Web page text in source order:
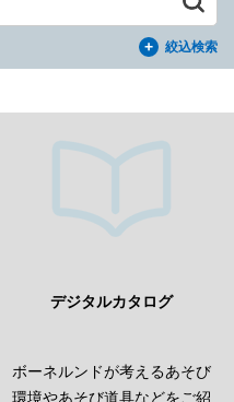
絞込検索
デジタルカタログ
ボーネルンドが考えるあそび
環境やあそび道具などをご紹